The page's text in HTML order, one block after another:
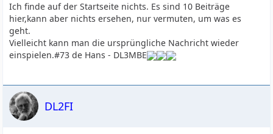
Ich finde auf der Startseite nichts. Es sind 10 Beiträge
hier,kann aber nichts ersehen, nur vermuten, um was es
geht.
Vielleicht kann man die ursprüngliche Nachricht wieder
einspielen.#73 de Hans - DL3MBE
DL2FI